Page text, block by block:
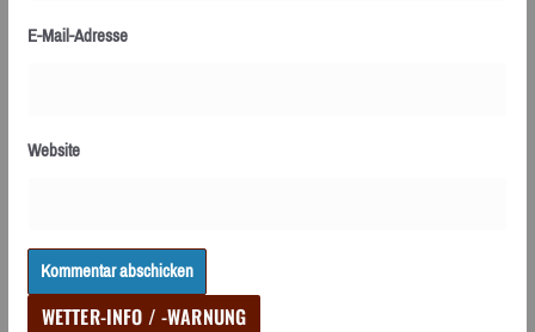
E-Mail-Adresse
Website
WETTER-INFO / -WARNUNG